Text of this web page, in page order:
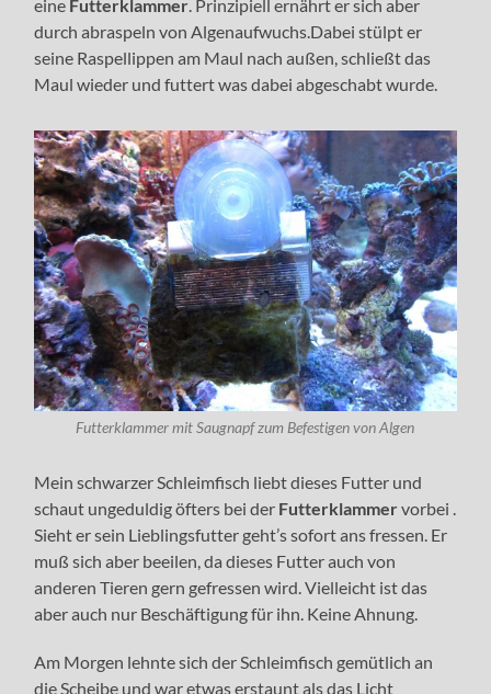
eine Futterklammer . Prinzipiell ernährt er sich aber
durch abraspeln von Algenaufwuchs.Dabei stülpt er
seine Raspellippen am Maul nach außen, schließt das
Maul wieder und futtert was dabei abgeschabt wurde.
Futterklammer mit Saugnapf zum Befestigen von Algen
Mein schwarzer Schleimfisch liebt dieses Futter und
schaut ungeduldig öfters bei der Futterklammervorbei .
Sieht er sein Lieblingsfutter geht’s sofort ans fressen. Er
muß sich aber beeilen, da dieses Futter auch von
anderen Tieren gern gefressen wird. Vielleicht ist das
aber auch nur Beschäftigung für ihn. Keine Ahnung.
Am Morgen lehnte sich der Schleimfisch gemütlich an
die Scheibe und war etwas erstaunt als das Licht